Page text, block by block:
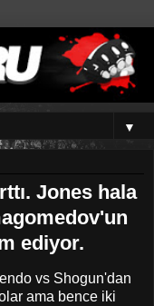
▼
Jones hala
ediyor.
vs Shogun'dan
ama bence iki